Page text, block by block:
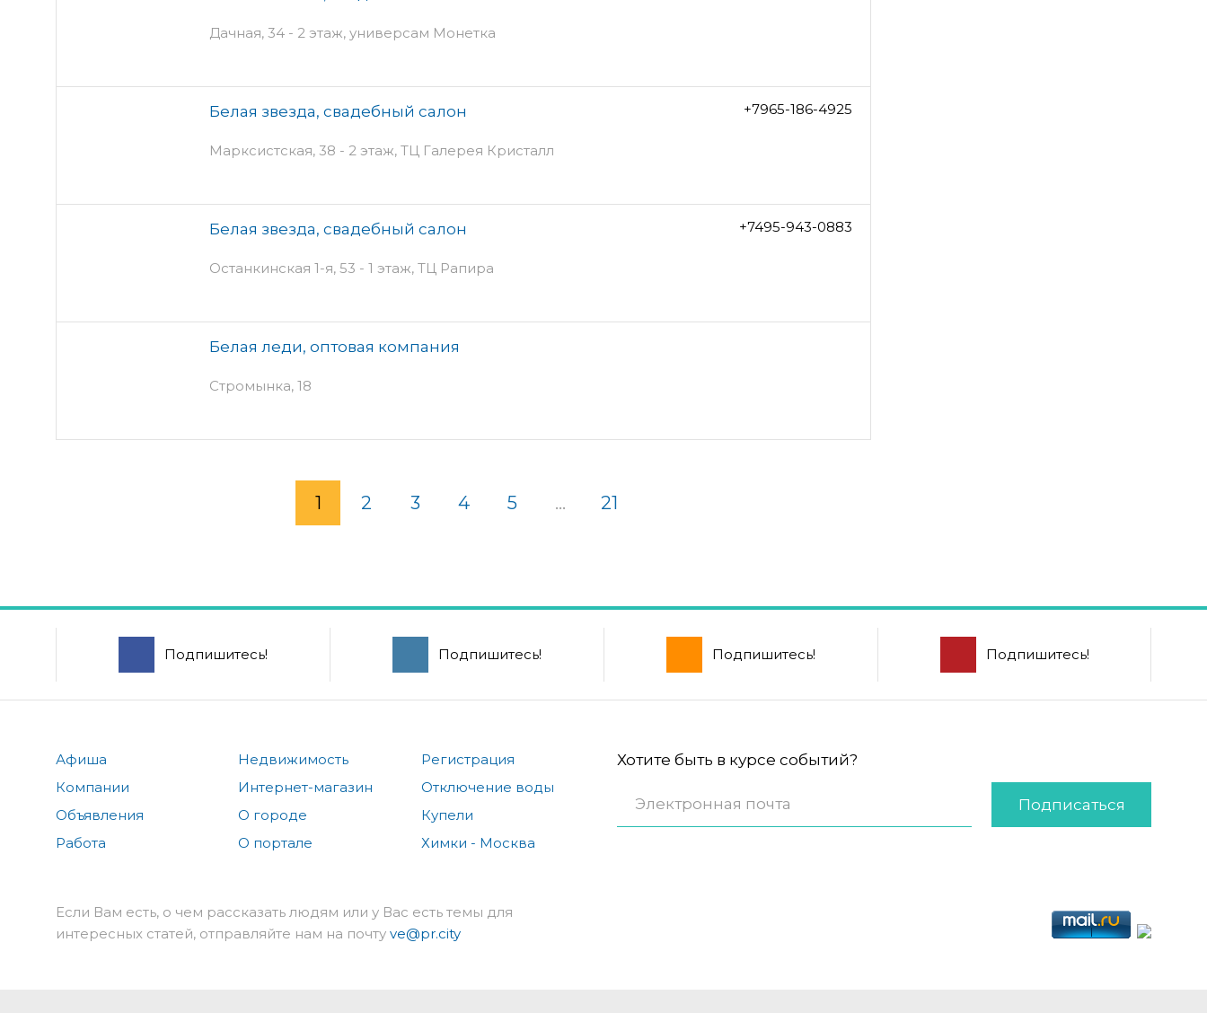
Дачная, 34 - 2 этаж, универсам Монетка
Белая звезда, свадебный салон
Марксистская, 38 - 2 этаж, ТЦ Галерея Кристалл
+7965-186-4925
Белая звезда, свадебный салон
Останкинская 1-я, 53 - 1 этаж, ТЦ Рапира
+7495-943-0883
Белая леди, оптовая компания
Стромынка, 18
1 2 3 4 5 ... 21
Подпишитесь! Подпишитесь! Подпишитесь! Подпишитесь!
Афиша
Компании
Объявления
Работа
Недвижимость
Интернет-магазин
О городе
О портале
Регистрация
Отключение воды
Купели
Химки - Москва
Хотите быть в курсе событий?
Подписаться
Если Вам есть, о чем рассказать людям или у Вас есть темы для
интересных статей, отправляйте нам на почту ve@pr.city